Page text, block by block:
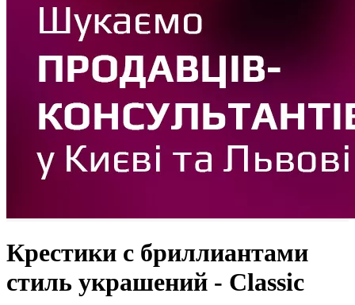
Крестики с бриллиантами
стиль украшений - Classic